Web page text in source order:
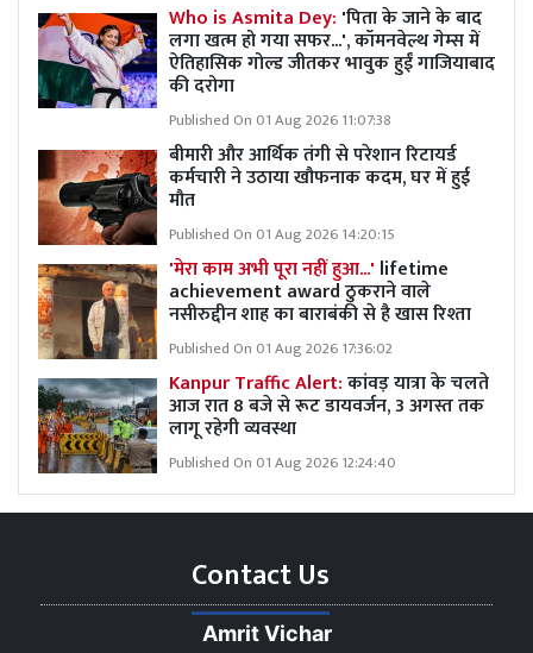
Who is Asmita Dey: 'पिता के जाने के बाद
लगा खत्म हो गया सफर...', कॉमनवेल्थ गेम्स में
ऐतिहासिक गोल्ड जीतकर भावुक हुईं गाजियाबाद
की दरोगा
Published On 01 Aug 2026 11:07:38
बीमारी और आर्थिक तंगी से परेशान रिटायर्ड
कर्मचारी ने उठाया खौफनाक कदम, घर में हुई
मौत
Published On 01 Aug 2026 14:20:15
'मेरा काम अभी पूरा नहीं हुआ...' lifetime
achievement award ठुकराने वाले
नसीरुद्दीन शाह का बाराबंकी से है खास रिश्ता
Published On 01 Aug 2026 17:36:02
Kanpur Traffic Alert:कांवड़ यात्रा के चलते
आज रात 8 बजे से रूट डायवर्जन, 3 अगस्त तक
लागू रहेगी व्यवस्था
Published On 01 Aug 2026 12:24:40
Contact Us
Amrit Vichar